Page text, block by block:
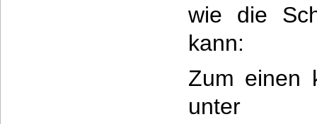
wie die
kann:
Zum einen